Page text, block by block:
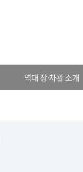
역대 장·차관 소개